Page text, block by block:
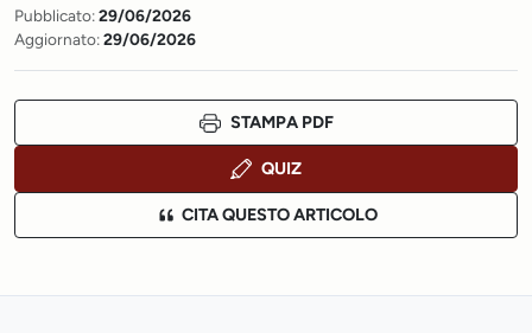
Pubblicato:29/06/2026
Aggiornato:29/06/2026
STAMPA PDF
QUIZ
CITA QUESTO ARTICOLO